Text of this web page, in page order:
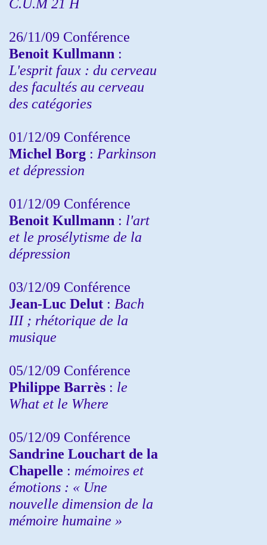
C.U.M 21 H
26/11/09 Conférence
Benoit Kullmann :
L'esprit faux : du cerveau
des facultés au cerveau
des catégories
01/12/09 Conférence
Michel Borg : Parkinson
et dépression
01/12/09 Conférence
Benoit Kullmann : l'art
et le prosélytisme de la
dépression
03/12/09 Conférence
Jean-Luc Delut : Bach
III ; rhétorique de la
musique
05/12/09 Conférence
Philippe Barrès : le
What et le Where
05/12/09 Conférence
Sandrine Louchart de la
Chapelle : mémoires et
émotions : « Une
nouvelle dimension de la
mémoire humaine »